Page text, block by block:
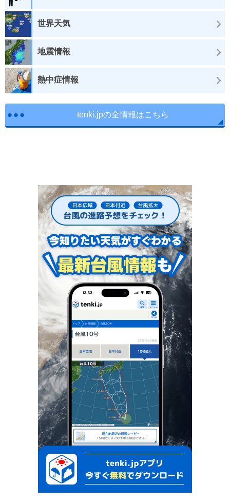
世界天気
地震情報
熱中症情報
tenki.jpの全情報はこちら